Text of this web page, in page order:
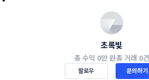
초록빛
총 수익 0만 원총 거래 0건
팔로우 문의하기